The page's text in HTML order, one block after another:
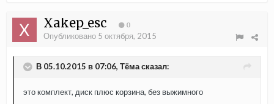
Xakep_esc 0
Опубликовано 5 октября, 2015
В 05.10.2015 в 07:06, Тёма сказал:
это комплект, диск плюс корзина, без выжимного